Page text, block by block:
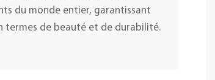
du monde entier, garantissant
termes de beauté et de durabilité.